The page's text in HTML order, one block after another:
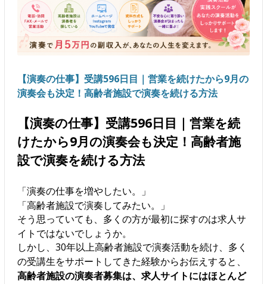
【演奏の仕事】受講596日目｜営業を続けたから9月の
演奏会も決定！高齢者施設で演奏を続ける方法
【演奏の仕事】受講596日目｜営業を続
けたから9月の演奏会も決定！高齢者施
設で演奏を続ける方法
「演奏の仕事を増やしたい。」
「高齢者施設で演奏してみたい。」
そう思っていても、多くの方が最初に探すのは求人サ
イトではないでしょうか。
しかし、30年以上高齢者施設で演奏活動を続け、多く
の受講生をサポートしてきた経験からお伝えすると、
高齢者施設の演奏者募集は、求人サイトにはほとんど